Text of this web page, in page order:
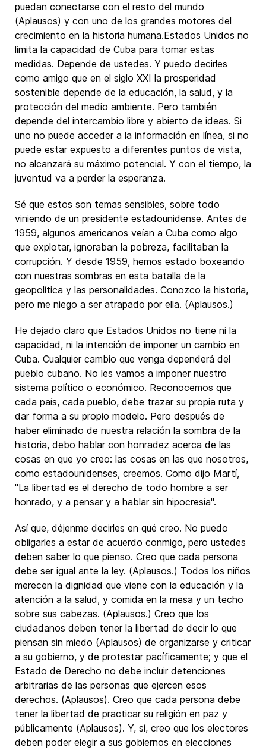
puedan conectarse con el resto del mundo
(Aplausos) y con uno de los grandes motores del
crecimiento en la historia humana.Estados Unidos no
limita la capacidad de Cuba para tomar estas
medidas. Depende de ustedes. Y puedo decirles
como amigo que en el siglo XXI la prosperidad
sostenible depende de la educación, la salud, y la
protección del medio ambiente. Pero también
depende del intercambio libre y abierto de ideas. Si
uno no puede acceder a la información en línea, si no
puede estar expuesto a diferentes puntos de vista,
no alcanzará su máximo potencial. Y con el tiempo, la
juventud va a perder la esperanza.
Sé que estos son temas sensibles, sobre todo
viniendo de un presidente estadounidense. Antes de
1959, algunos americanos veían a Cuba como algo
que explotar, ignoraban la pobreza, facilitaban la
corrupción. Y desde 1959, hemos estado boxeando
con nuestras sombras en esta batalla de la
geopolítica y las personalidades. Conozco la historia,
pero me niego a ser atrapado por ella. (Aplausos.)
He dejado claro que Estados Unidos no tiene ni la
capacidad, ni la intención de imponer un cambio en
Cuba. Cualquier cambio que venga dependerá del
pueblo cubano. No les vamos a imponer nuestro
sistema político o económico. Reconocemos que
cada país, cada pueblo, debe trazar su propia ruta y
dar forma a su propio modelo. Pero después de
haber eliminado de nuestra relación la sombra de la
historia, debo hablar con honradez acerca de las
cosas en que yo creo: las cosas en las que nosotros,
como estadounidenses, creemos. Como dijo Martí,
"La libertad es el derecho de todo hombre a ser
honrado, y a pensar y a hablar sin hipocresía".
Así que, déjenme decirles en qué creo. No puedo
obligarles a estar de acuerdo conmigo, pero ustedes
deben saber lo que pienso. Creo que cada persona
debe ser igual ante la ley. (Aplausos.) Todos los niños
merecen la dignidad que viene con la educación y la
atención a la salud, y comida en la mesa y un techo
sobre sus cabezas. (Aplausos.) Creo que los
ciudadanos deben tener la libertad de decir lo que
piensan sin miedo (Aplausos) de organizarse y criticar
a su gobierno, y de protestar pacíficamente; y que el
Estado de Derecho no debe incluir detenciones
arbitrarias de las personas que ejercen esos
derechos. (Aplausos). Creo que cada persona debe
tener la libertad de practicar su religión en paz y
públicamente (Aplausos). Y, sí, creo que los electores
deben poder elegir a sus gobiernos en elecciones